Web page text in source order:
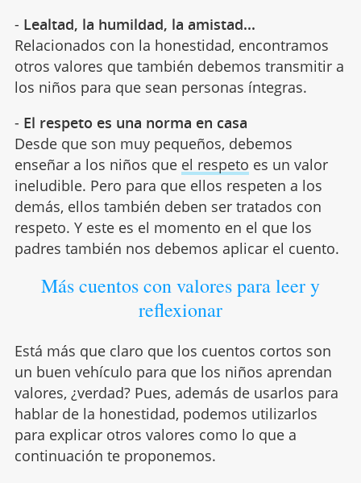
- Lealtad, la humildad, la amistad...
Relacionados con la honestidad, encontramos
otros valores que también debemos transmitir a
los niños para que sean personas íntegras.
- El respeto es una norma en casa
Desde que son muy pequeños, debemos
enseñar a los niños que el respeto es un valor
ineludible. Pero para que ellos respeten a los
demás, ellos también deben ser tratados con
respeto. Y este es el momento en el que los
padres también nos debemos aplicar el cuento.
Más cuentos con valores para leer y
reflexionar
Está más que claro que los cuentos cortos son
un buen vehículo para que los niños aprendan
valores, ¿verdad? Pues, además de usarlos para
hablar de la honestidad, podemos utilizarlos
para explicar otros valores como lo que a
continuación te proponemos.